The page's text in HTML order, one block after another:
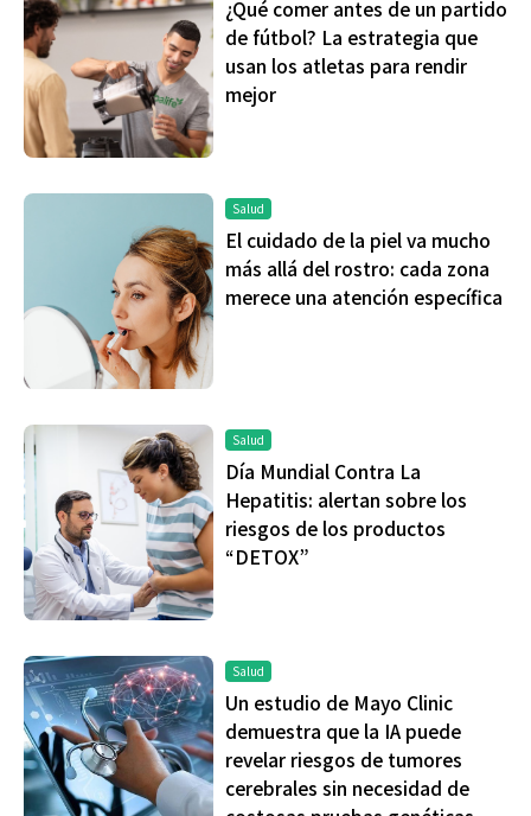
¿Qué comer antes de un partido
de fútbol? La estrategia que
usan los atletas para rendir
mejor
Salud
El cuidado de la piel va mucho
más allá del rostro: cada zona
merece una atención específica
Salud
Día Mundial Contra La
Hepatitis: alertan sobre los
riesgos de los productos
“DETOX”
Salud
Un estudio de Mayo Clinic
demuestra que la IA puede
revelar riesgos de tumores
cerebrales sin necesidad de